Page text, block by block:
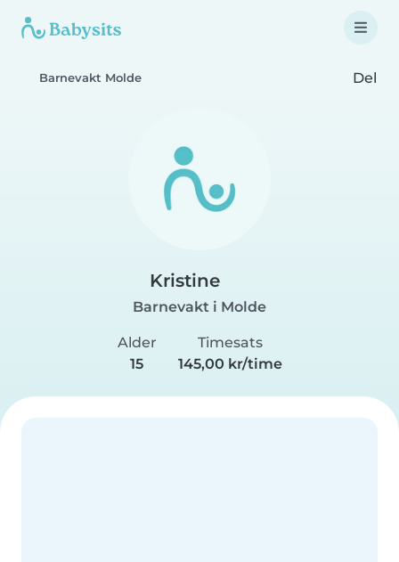
Barnevakt Molde Del
Kristine
Barnevakt i Molde
Alder
15
Timesats
145,00 kr/time